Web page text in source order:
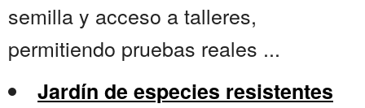
semilla y acceso a talleres,
permitiendo pruebas reales ...
Jardín de especies resistentes